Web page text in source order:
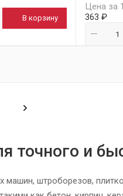
В корзину
Цена за
363 ₽
и
штроборезов,